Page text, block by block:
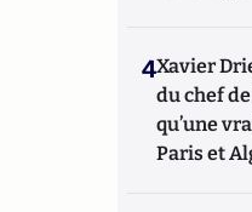
4Xavier
du chef
qu’une
Paris et